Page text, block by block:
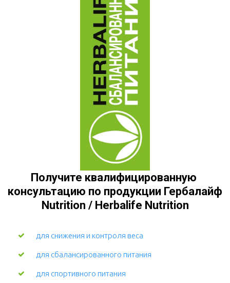
Получите квалифицированную
консультацию по продукции Гербалайф
Nutrition / Herbalife Nutrition
для снижения и контроля веса
для сбалансированного питания
для спортивного питания